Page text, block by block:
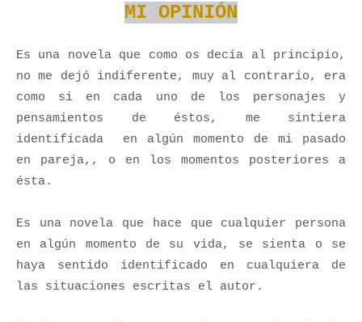
MI OPINIÓN
Es una novela que como os decía al principio,
no me dejó indiferente, muy al contrario, era
como si en cada uno de los personajes y
pensamientos de éstos, me sintiera
identificada en algún momento de mi pasado
en pareja,, o en los momentos posteriores a
ésta.
Es una novela que hace que cualquier persona
en algún momento de su vida, se sienta o se
haya sentido identificado en cualquiera de
las situaciones escritas el autor.